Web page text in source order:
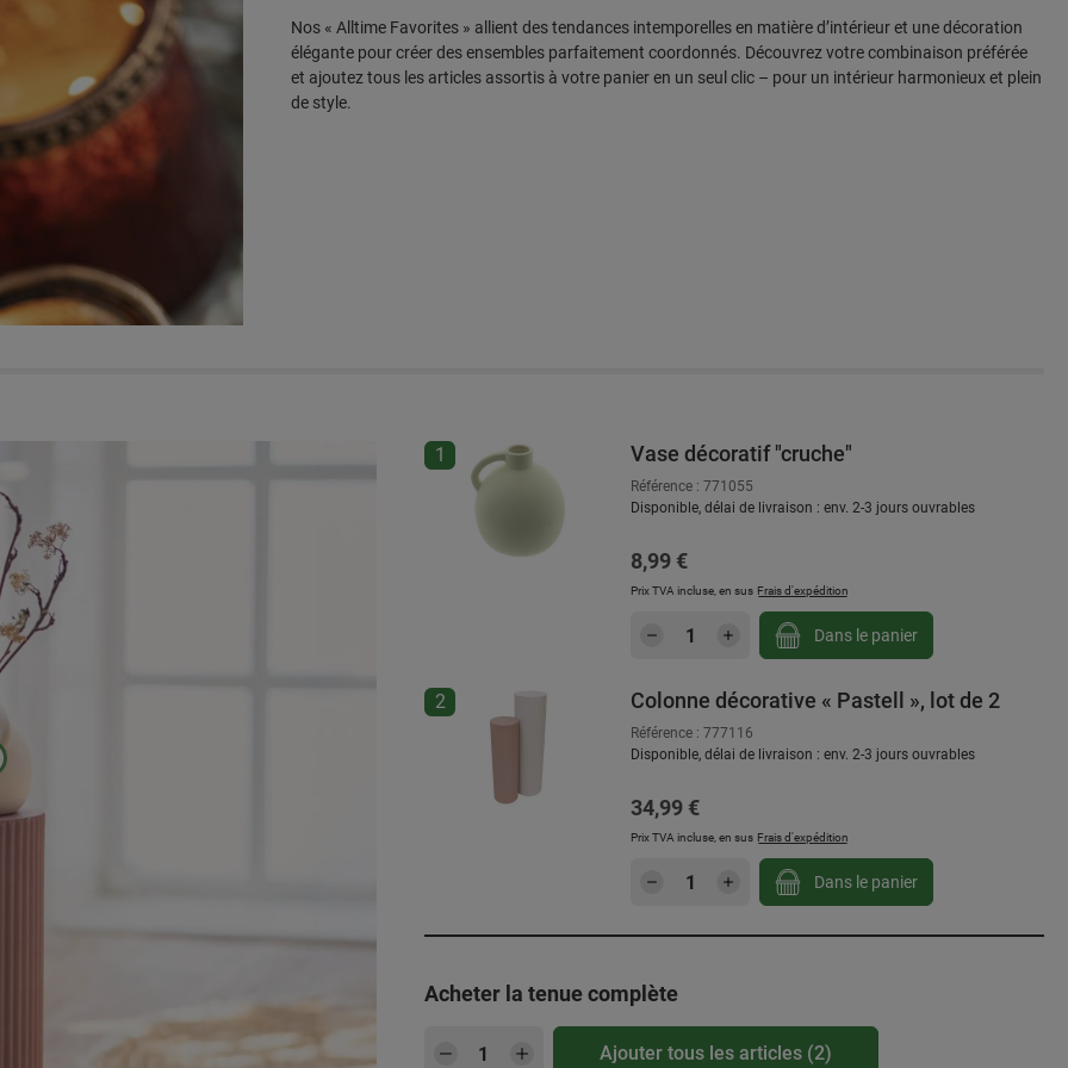
Nos « Alltime Favorites » allient des tendances intemporelles en matière d’intérieur et une décoration
élégante pour créer des ensembles parfaitement coordonnés. Découvrez votre combinaison préférée
et ajoutez tous les articles assortis à votre panier en un seul clic – pour un intérieur harmonieux et plein
de style.
Ignorer la galerie de produits
1 Vase décoratif "cruche"
Référence : 771055
Disponible, délai de livraison : env. 2-3 jours ouvrables
Prix régulier :
8,99 €
Prix TVA incluse, en sus Frais d'expédition
Quantité de produit : Entrez la
Dans le panier
2 Colonne décorative « Pastell », lot de 2
Référence : 777116
Disponible, délai de livraison : env. 2-3 jours ouvrables
Prix régulier :
34,99 €
Prix TVA incluse, en sus Frais d'expédition
Quantité de produit : Entrez la
Dans le panier
Acheter la tenue complète
Ajouter tous les articles (2)